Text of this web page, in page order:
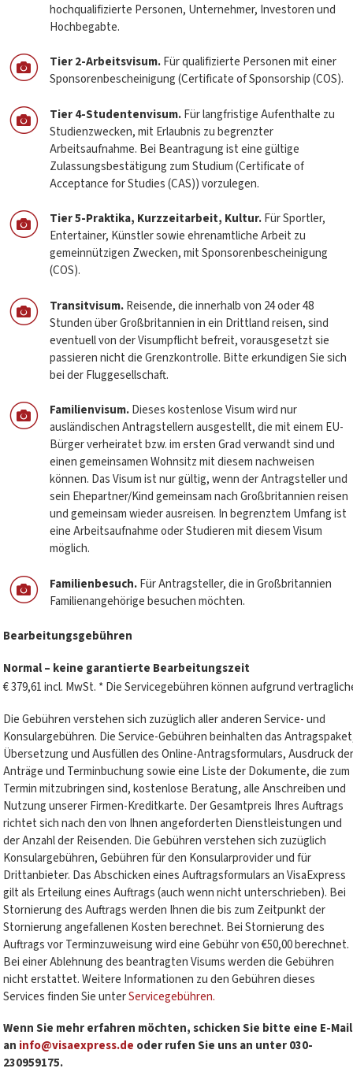
hochqualifizierte Personen, Unternehmer, Investoren und
Hochbegabte.
Tier 2-Arbeitsvisum.Für qualifizierte Personen mit einer
Sponsorenbescheinigung (Certificate of Sponsorship (COS).
Tier 4-Studentenvisum.Für langfristige Aufenthalte zu
Studienzwecken, mit Erlaubnis zu begrenzter
Arbeitsaufnahme. Bei Beantragung ist eine gültige
Zulassungsbestätigung zum Studium (Certificate of
Acceptance for Studies (CAS)) vorzulegen.
Tier 5-Praktika, Kurzzeitarbeit, Kultur.Für Sportler,
Entertainer, Künstler sowie ehrenamtliche Arbeit zu
gemeinnützigen Zwecken, mit Sponsorenbescheinigung
(COS).
Transitvisum.Reisende, die innerhalb von 24 oder 48
Stunden über Großbritannien in ein Drittland reisen, sind
eventuell von der Visumpflicht befreit, vorausgesetzt sie
passieren nicht die Grenzkontrolle. Bitte erkundigen Sie sich
bei der Fluggesellschaft.
Familienvisum.Dieses kostenlose Visum wird nur
ausländischen Antragstellern ausgestellt, die mit einem EU-
Bürger verheiratet bzw. im ersten Grad verwandt sind und
einen gemeinsamen Wohnsitz mit diesem nachweisen
können. Das Visum ist nur gültig, wenn der Antragsteller und
sein Ehepartner/Kind gemeinsam nach Großbritannien reisen
und gemeinsam wieder ausreisen. In begrenztem Umfang ist
eine Arbeitsaufnahme oder Studieren mit diesem Visum
möglich.
Familienbesuch.Für Antragsteller, die in Großbritannien
Familienangehörige besuchen möchten.
Bearbeitungsgebühren
Normal – keine garantierte Bearbeitungszeit
€ 379,61 incl. MwSt. * Die Servicegebühren können aufgrund
Die Gebühren verstehen sich zuzüglich aller anderen Service- und
Konsulargebühren. Die Service-Gebühren beinhalten das
Übersetzung und Ausfüllen des Online-Antragsformulars, Ausdruck der
Anträge und Terminbuchung sowie eine Liste der Dokumente, die zum
Termin mitzubringen sind, kostenlose Beratung, alle Anschreiben und
Nutzung unserer Firmen-Kreditkarte. Der Gesamtpreis Ihres Auftrags
richtet sich nach den von Ihnen angeforderten Dienstleistungen und
der Anzahl der Reisenden. Die Gebühren verstehen sich zuzüglich
Konsulargebühren, Gebühren für den Konsularprovider und für
Drittanbieter. Das Abschicken eines Auftragsformulars an VisaExpress
gilt als Erteilung eines Auftrags (auch wenn nicht unterschrieben). Bei
Stornierung des Auftrags werden Ihnen die bis zum Zeitpunkt der
Stornierung angefallenen Kosten berechnet. Bei Stornierung des
Auftrags vor Terminzuweisung wird eine Gebühr von €50,00 berechnet.
Bei einer Ablehnung des beantragten Visums werden die Gebühren
nicht erstattet. Weitere Informationen zu den Gebühren dieses
Services finden Sie unterServicegebühren.
Wenn Sie mehr erfahren möchten, schicken Sie bitte eine E-Mail
an info@visaexpress.de oder rufen Sie uns an unter 030-
230959175.